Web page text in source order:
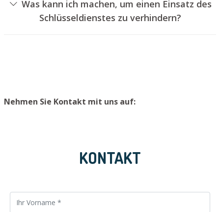
erfolgen, ohne das Schloss aufzubohren. Wir bauen
Ihnen jedoch einen neuen Schließzylinder ein, sodass die
Was kann ich machen, um einen Einsatz des
Schlüsseldienstes zu verhindern?
Nehmen Sie Kontakt mit uns auf:
KONTAKT